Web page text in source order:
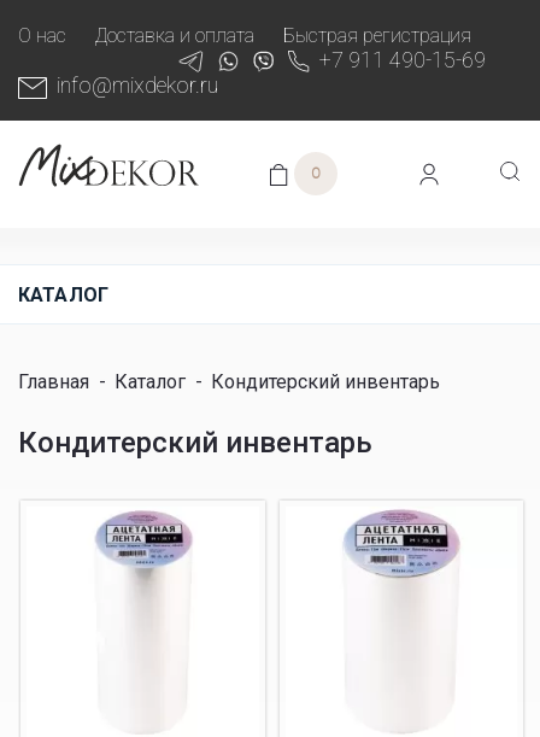
О нас Доставка и оплата Быстрая регистрация
+7 911 490-15-69
info@mixdekor.ru
0
КАТАЛОГ
Главная - Каталог - Кондитерский инвентарь
Кондитерский инвентарь